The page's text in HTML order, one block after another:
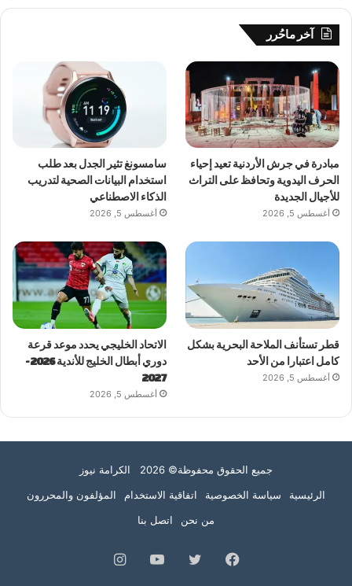
آخر ماحُرر
مبادرة في جرش الأردنية تعيد إحياء
الحرف اليدوية وتحافظ على التراث
للأجيال الجديدة
أغسطس 5, 2026
سامسونغ تثير الجدل بعد طلب
استخدام البيانات الصحية لتدريب
الذكاء الاصطناعي
أغسطس 5, 2026
قطر تستأنف الملاحة البحرية بشكل
كامل اعتبارا من الأحد
أغسطس 5, 2026
الاتحاد الخليجي يحدد موعد قرعة
دوري أبطال الخليج للأندية 2026-
2027
أغسطس 5, 2026
جميع الحقوق محفوظة© 2026 الكرامة نيوز
الرئيسية
سياسة الخصوصية اتفاقية الاستخدام
المؤلفون والمحررون
من نحن
اتصل بنا
فيسبوك تويتر يوتيوبانستقرام